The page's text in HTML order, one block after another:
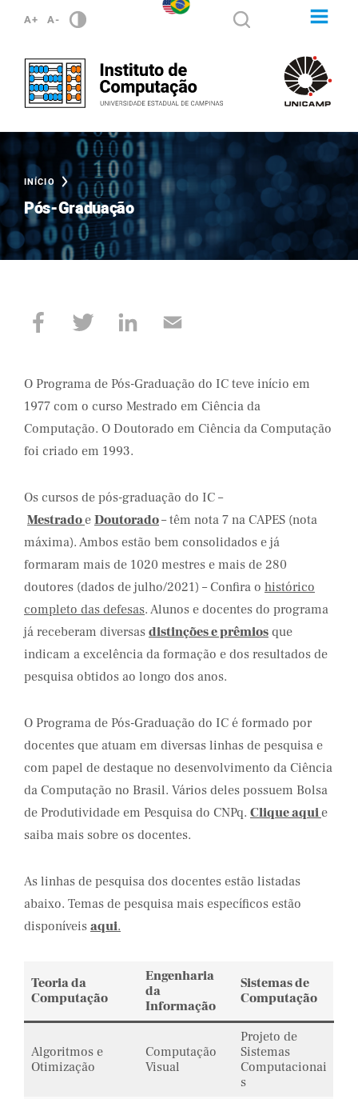
A+ A-
INÍCIO
Pós-Graduação
O Programa de Pós-Graduação do IC teve início em
1977 com o curso Mestrado em Ciência da
Computação. O Doutorado em Ciência da Computação
foi criado em 1993.
Os cursos de pós-graduação do IC –
Mestradoe Doutorado– têm nota 7 na CAPES (nota
máxima). Ambos estão bem consolidados e já
formaram mais de 1020 mestres e mais de 280
doutores (dados de julho/2021) – Confira o histórico
completo das defesas. Alunos e docentes do programa
já receberam diversas distinções e prêmios que
indicam a excelência da formação e dos resultados de
pesquisa obtidos ao longo dos anos.
O Programa de Pós-Graduação do IC é formado por
docentes que atuam em diversas linhas de pesquisa e
com papel de destaque no desenvolvimento da Ciência
da Computação no Brasil. Vários deles possuem Bolsa
de Produtividade em Pesquisa do CNPq. Clique aquie
saiba mais sobre os docentes.
As linhas de pesquisa dos docentes estão listadas
abaixo. Temas de pesquisa mais específicos estão
disponíveis aqui.
Teoria da
Computação
Engenharia
da
Informação
Sistemas de
Computação
Algoritmos e
Otimização
Computação
Visual
Projeto de
Sistemas
Computacionai
s